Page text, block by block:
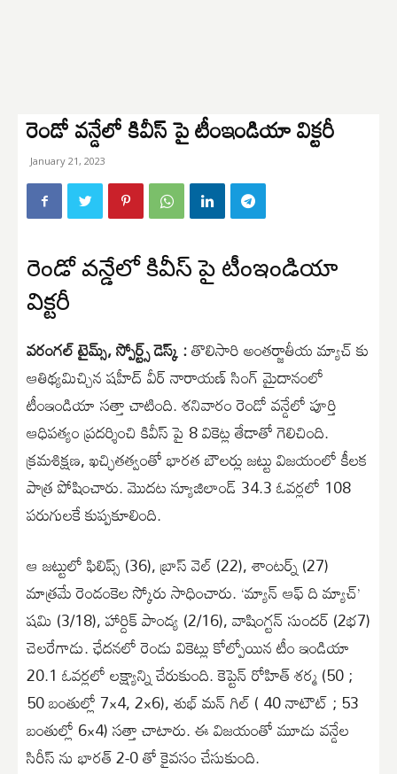
రెండో వన్డేలో కివీస్ పై టీంఇండియా విక్టరీ
January 21, 2023
రెండో వన్డేలో కివీస్ పై టీంఇండియా
విక్టరీ
వరంగల్ టైమ్స్, స్పోర్ట్స్ డెస్క్ :తొలిసారి అంతర్జాతీయ మ్యాచ్ కు
ఆతిథ్యమిచ్చిన షహీద్ వీర్ నారాయణ్ సింగ్ మైదానంలో
టీంఇండియా సత్తా చాటింది. శనివారం రెండో వన్డేలో పూర్తి
ఆధిపత్యం ప్రదర్శించి కివీస్ పై 8 వికెట్ల తేడాతో గెలిచింది.
క్రమశిక్షణ, ఖచ్ఛితత్వంతో భారత బౌలర్లు జట్టు విజయంలో కీలక
పాత్ర పోషించారు. మొదట న్యూజిలాండ్ 34.3 ఓవర్లలో 108
పరుగులకే కుప్పకూలింది.
ఆ జట్టులో ఫిలిప్స్ (36), బ్రాస్ వెల్ (22), శాంటర్న్ (27)
మాత్రమే రెండంకెల స్కోరు సాధించారు. ‘మ్యాన్ ఆఫ్ ది మ్యాచ్’
షమి (3/18), హార్దిక్ పాండ్య (2/16), వాషింగ్టన్ సుందర్ (2భ7)
చెలరేగాడు. ఛేదనలో రెండు వికెట్లు కోల్పోయిన టీం ఇండియా
20.1 ఓవర్లలో లక్ష్యాన్ని చేరుకుంది. కెప్టెన్ రోహిత్ శర్మ (50 ;
50 బంతుల్లో 7×4, 2×6), శుభ్ మన్ గిల్ ( 40 నాటౌట్ ; 53
బంతుల్లో 6×4) సత్తా చాటారు. ఈ విజయంతో మూడు వన్డేల
సిరీస్ ను భారత్ 2-0 తో కైవసం చేసుకుంది.